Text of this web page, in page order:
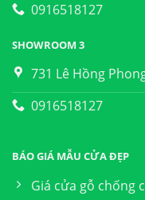
0916518127
SHOWROOM 3
731 Lê Hồng
0916518127
BÁO GIÁ MẪU CỬA ĐẸP
Giá cửa gỗ chống